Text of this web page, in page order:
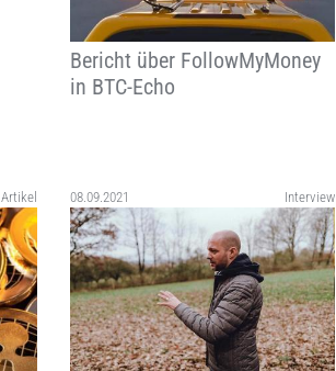
Bericht über FollowMyMoney
in BTC-Echo
Artikel 08.09.2021 Interview